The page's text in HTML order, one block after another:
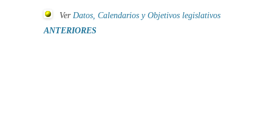
VerDatos, Calendarios y Objetivos legislativos
ANTERIORES